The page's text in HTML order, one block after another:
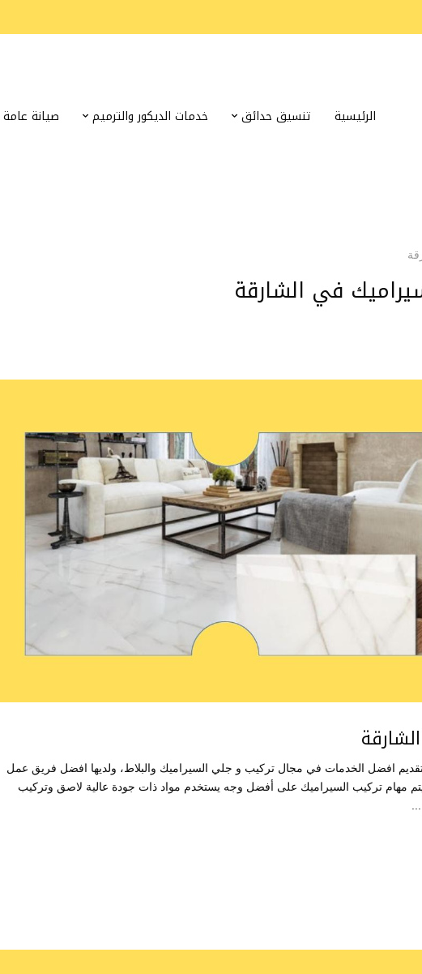
الرئيسية تنسيق حدائق خدمات الديكور والترميم صيانة عامة
في الشارقة
افضل الخدمات في مجال تركيب و جلي السيراميك والبلاط، ولديها افضل فريق عمل
مهام تركيب السيراميك على أفضل وجه يستخدم مواد ذات جودة عالية لاصق وتركيب